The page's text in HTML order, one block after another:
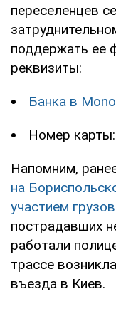
переселенцев
поддержать ее
реквизиты:
Банка в
Номер
Напомним,
на
участием
пострадавших
работали
трассе
въезда в Киев.